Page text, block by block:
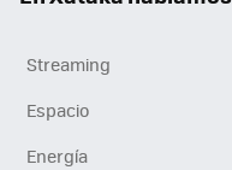
Streaming
Espacio
Energía